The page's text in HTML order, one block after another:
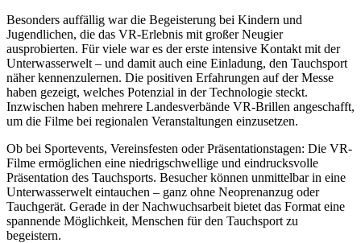
Besonders auffällig war die Begeisterung bei Kindern und
Jugendlichen, die das VR-Erlebnis mit großer Neugier
ausprobierten. Für viele war es der erste intensive Kontakt mit der
Unterwasserwelt – und damit auch eine Einladung, den Tauchsport
näher kennenzulernen. Die positiven Erfahrungen auf der Messe
haben gezeigt, welches Potenzial in der Technologie steckt.
Inzwischen haben mehrere Landesverbände VR-Brillen angeschafft,
um die Filme bei regionalen Veranstaltungen einzusetzen.
Ob bei Sportevents, Vereinsfesten oder Präsentationstagen: Die VR-
Filme ermöglichen eine niedrigschwellige und eindrucksvolle
Präsentation des Tauchsports. Besucher können unmittelbar in eine
Unterwasserwelt eintauchen – ganz ohne Neoprenanzug oder
Tauchgerät. Gerade in der Nachwuchsarbeit bietet das Format eine
spannende Möglichkeit, Menschen für den Tauchsport zu
begeistern.